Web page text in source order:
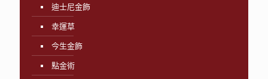
迪士尼金飾
幸運草
今生金飾
點金術